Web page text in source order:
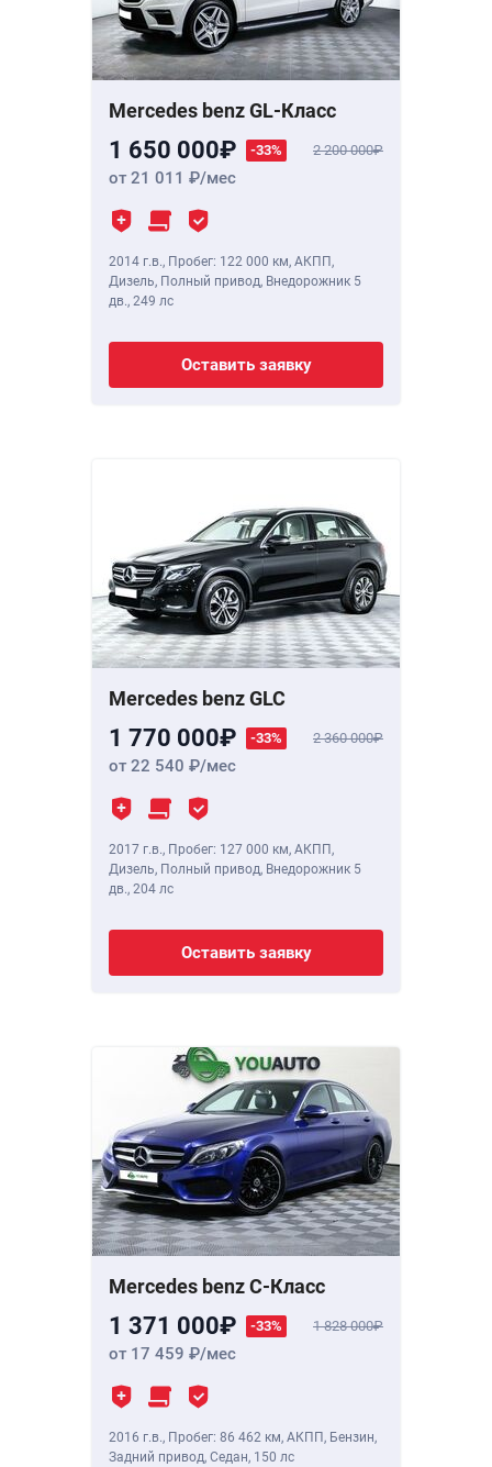
Mercedes benz GL-Класс
1 650 000 -33% 2 200 000
от 21 011 /мес
2014 г.в., Пробег: 122 000 км, АКПП,
Дизель, Полный привод, Внедорожник 5
дв., 249 лс
Оставить заявку
Mercedes benz GLC
1 770 000 -33% 2 360 000
от 22 540 /мес
2017 г.в., Пробег: 127 000 км, АКПП,
Дизель, Полный привод, Внедорожник 5
дв., 204 лс
Оставить заявку
Mercedes benz C-Класс
1 371 000 -33% 1 828 000
от 17 459 /мес
2016 г.в., Пробег: 86 462 км, АКПП, Бензин,
Задний привод, Седан, 150 лс